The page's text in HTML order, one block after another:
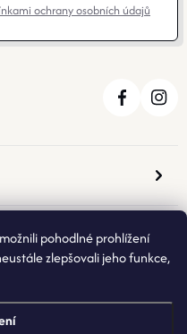
pohodlné prohlížení
zlepšovali jeho funkce,
ochrany osobních údajů